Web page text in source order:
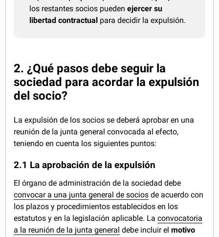
los restantes socios puedenejercer su
libertad contractual para decidir la expulsión.
2. ¿Qué pasos debe seguir la
sociedad para acordar la expulsión
del socio?
La expulsión de los socios se deberá aprobar en una
reunión de la junta general convocada al efecto,
teniendo en cuenta los siguientes puntos:
2.1 La aprobación de la expulsión
El órgano de administración de la sociedad debe
convocar a una junta general de socios de acuerdo con
los plazos y procedimientos establecidos en los
estatutos y en la legislación aplicable. Laconvocatoria
a la reunión de la junta general debe incluir elmotivo